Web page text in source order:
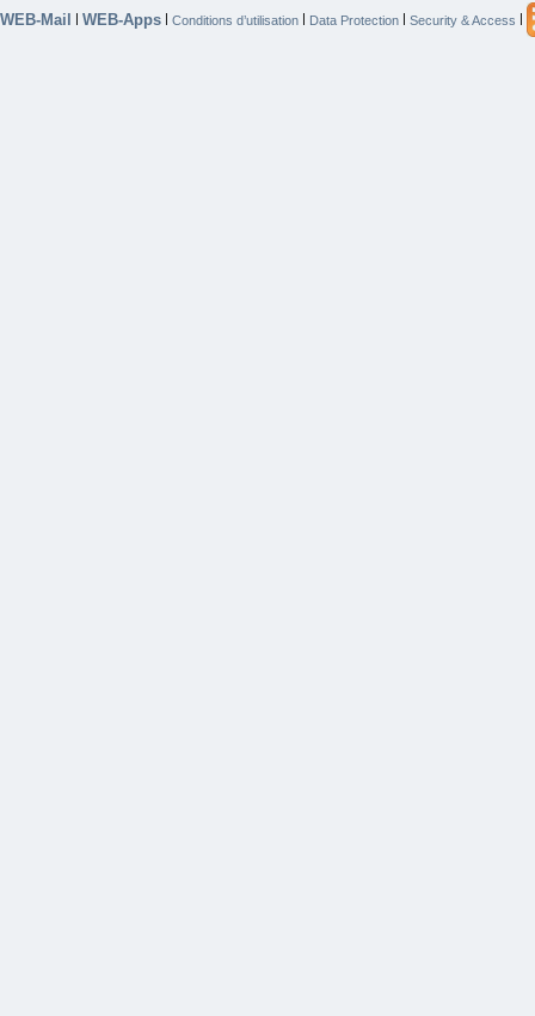
WEB-Mail | WEB-Apps | Conditions d’utilisation | Data Protection | Security & Access |